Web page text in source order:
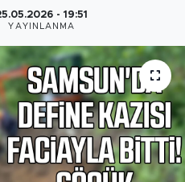
- 19:51
YAYINLANMA